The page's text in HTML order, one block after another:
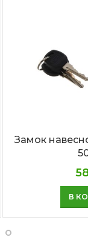
Замок
В